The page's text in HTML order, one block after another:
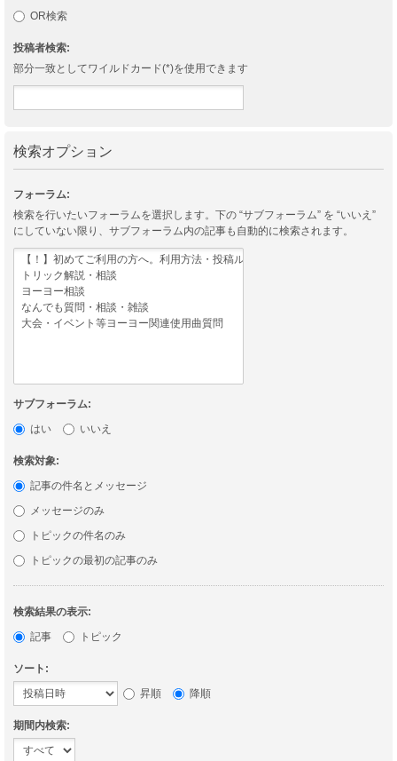
OR検索
投稿者検索:
部分一致としてワイルドカード(*)を使用できます
検索オプション
フォーラム:
検索を行いたいフォーラムを選択します。下の “サブフォーラム” を “いいえ”
にしていない限り、サブフォーラム内の記事も自動的に検索されます。
サブフォーラム:
はい
いいえ
検索対象:
記事の件名とメッセージ
メッセージのみ
トピックの件名のみ
トピックの最初の記事のみ
検索結果の表示:
記事
トピック
ソート:
昇順
降順
期間内検索: